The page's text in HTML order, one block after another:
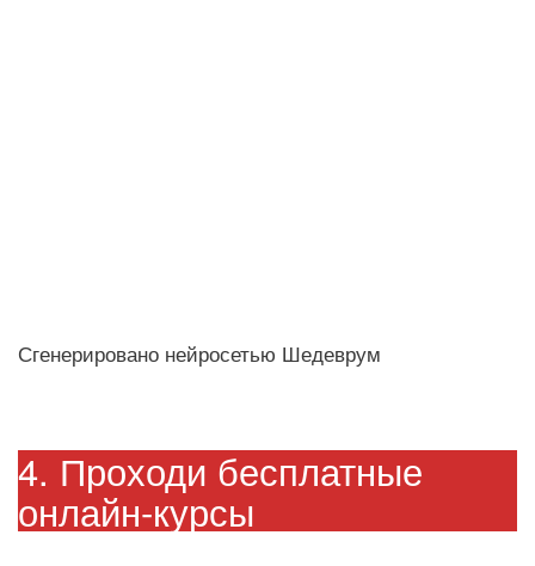
Сгенерировано нейросетью Шедеврум
4. Проходи бесплатные
онлайн-курсы